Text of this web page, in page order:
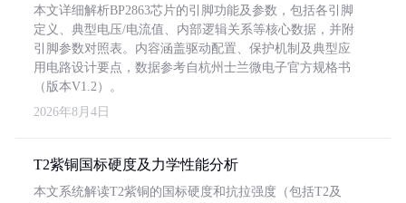
本文详细解析BP2863芯片的引脚功能及参数，包括各引脚
定义、典型电压/电流值、内部逻辑关系等核心数据，并附
引脚参数对照表。内容涵盖驱动配置、保护机制及典型应
用电路设计要点，数据参考自杭州士兰微电子官方规格书
（版本V1.2）。
2026年8月4日
T2紫铜国标硬度及力学性能分析
本文系统解读T2紫铜的国标硬度和抗拉强度（包括T2及